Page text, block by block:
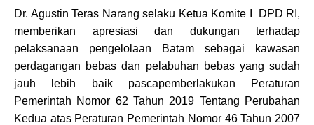
Dr. Agustin Teras Narang selaku Ketua Komite I DPD RI,
memberikan apresiasi dan dukungan terhadap
pelaksanaan pengelolaan Batam sebagai kawasan
perdagangan bebas dan pelabuhan bebas yang sudah
jauh lebih baik pascapemberlakukan Peraturan
Pemerintah Nomor 62 Tahun 2019 Tentang Perubahan
Kedua atas Peraturan Pemerintah Nomor 46 Tahun 2007